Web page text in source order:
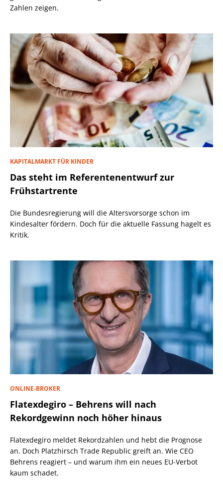
Zahlen zeigen.
KAPITALMARKT FÜR KINDER
Das steht im Referentenentwurf zur
Frühstartrente
Die Bundesregierung will die Altersvorsorge schon im
Kindesalter fördern. Doch für die aktuelle Fassung hagelt es
Kritik.
ONLINE-BROKER
Flatexdegiro – Behrens will nach
Rekordgewinn noch höher hinaus
Flatexdegiro meldet Rekordzahlen und hebt die Prognose
an. Doch Platzhirsch Trade Republic greift an. Wie CEO
Behrens reagiert – und warum ihm ein neues EU-Verbot
kaum schadet.